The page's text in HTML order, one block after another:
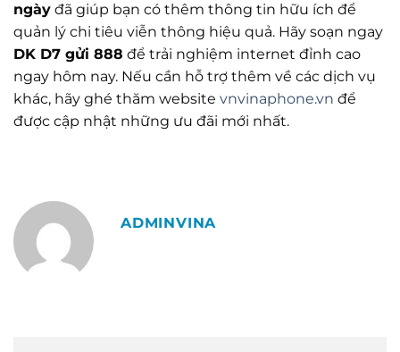
ngày đã giúp bạn có thêm thông tin hữu ích để
quản lý chi tiêu viễn thông hiệu quả. Hãy soạn ngay
DK D7 gửi 888 để trải nghiệm internet đỉnh cao
ngay hôm nay. Nếu cần hỗ trợ thêm về các dịch vụ
khác, hãy ghé thăm website vnvinaphone.vn để
được cập nhật những ưu đãi mới nhất.
ADMINVINA